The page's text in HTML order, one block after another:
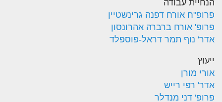
הנחיית עבודה
פרופ"ח אורח דפנה גרינשטיין
פרופ' אורח ברברה אהרונסון
אדר' נוף תמר דראל-פוספלד
ייעוץ
אורי מורן
אדר' רפי רייש
פרופ' דני מנדלר